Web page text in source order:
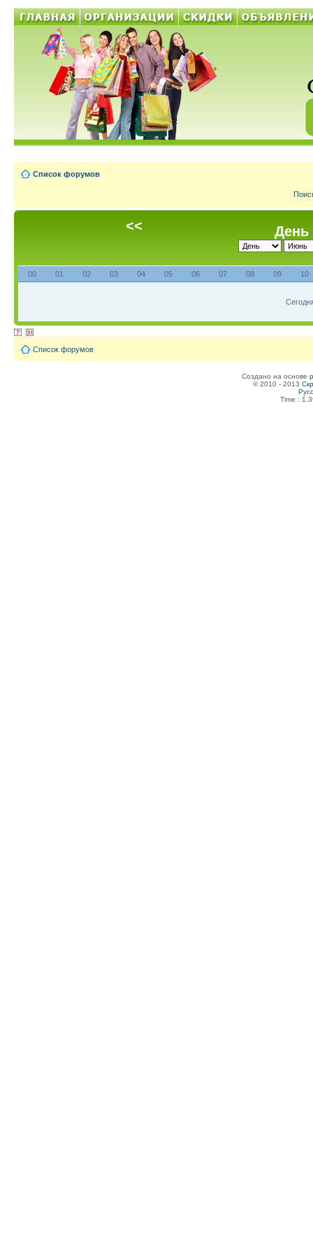
Список форумов
<< День
00 01 02 03 04 05 06 07 08 09 10
Список форумов
Создано на основе
© 2010 - 2013
Time :